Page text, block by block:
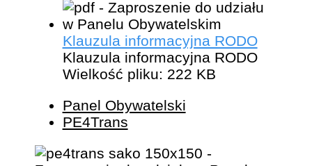
Klauzula informacyjna RODO
Klauzula informacyjna RODO
Wielkość pliku: 222 KB
Panel Obywatelski
PE4Trans